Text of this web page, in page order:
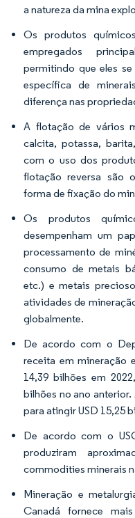
a natureza da mina
Os produtos
empregados
permitindo que eles
específica de
diferença nas
A flotação de vários
calcita, potassa,
com o uso dos
flotação reversa são
forma de fixação do
Os produtos
desempenham um
processamento de
consumo de metais
etc.) e metais
atividades de
globalmente.
De acordo com o
receita em mineração
14,39 bilhões em
bilhões no ano
para atingir USD 15,25
De acordo com o
produziram
commodities minerais
Mineração e
Canadá fornece